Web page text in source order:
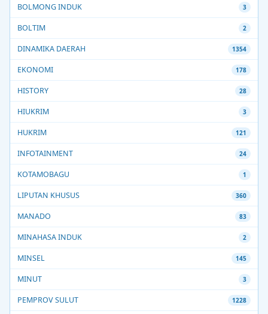
BOLMONG INDUK 3
BOLTIM 2
DINAMIKA DAERAH 1354
EKONOMI 178
HISTORY 28
HIUKRIM 3
HUKRIM 121
INFOTAINMENT 24
KOTAMOBAGU 1
LIPUTAN KHUSUS 360
MANADO 83
MINAHASA INDUK 2
MINSEL 145
MINUT 3
PEMPROV SULUT 1228